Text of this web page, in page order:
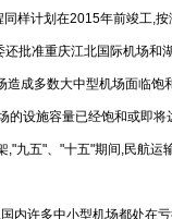
样计划在2015年前竣工,
批准重庆江北国际机场和
多数大中型机场面临饱
的设施容量已经饱和或即
,"九五"、"十五"期间,民航
许多中小型机场都处在